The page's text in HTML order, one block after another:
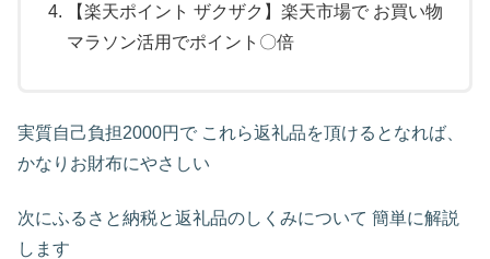
【楽天ポイント ザクザク】楽天市場で お買い物
マラソン活用でポイント〇倍
実質自己負担2000円で これら返礼品を頂けるとなれば、
かなりお財布にやさしい
次にふるさと納税と返礼品のしくみについて 簡単に解説
します